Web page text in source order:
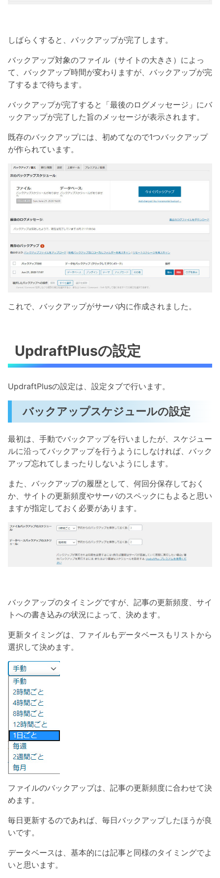
しばらくすると、バックアップが完了します。
バックアップ対象のファイル（サイトの大きさ）によっ
て、バックアップ時間が変わりますが、バックアップが完
了するまで待ちます。
バックアップが完了すると「最後のログメッセージ」にバ
ックアップが完了した旨のメッセージが表示されます。
既存のバックアップには、初めてなので1つバックアップ
が作られています。
これで、バックアップがサーバ内に作成されました。
UpdraftPlusの設定
UpdraftPlusの設定は、設定タブで行います。
バックアップスケジュールの設定
最初は、手動でバックアップを行いましたが、スケジュー
ルに沿ってバックアップを行うようにしなければ、バック
アップ忘れてしまったりしないようにします。
また、バックアップの履歴として、何回分保存しておく
か、サイトの更新頻度やサーバのスペックにもよると思い
ますが指定しておく必要があります。
バックアップのタイミングですが、記事の更新頻度、サイ
トへの書き込みの状況によって、決めます。
更新タイミングは、ファイルもデータベースもリストから
選択して決めます。
ファイルのバックアップは、記事の更新頻度に合わせて決
めます。
毎日更新するのであれば、毎日バックアップしたほうが良
いです。
データベースは、基本的には記事と同様のタイミングでよ
いと思います。